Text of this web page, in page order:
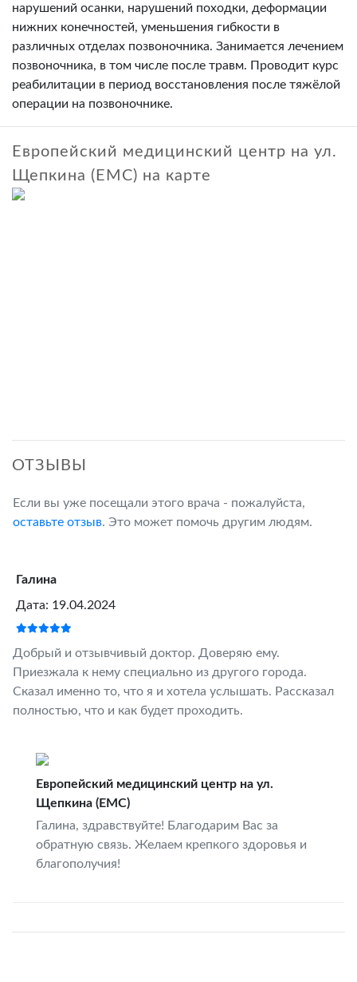
нарушений осанки, нарушений походки, деформации
нижних конечностей, уменьшения гибкости в
различных отделах позвоночника. Занимается лечением
позвоночника, в том числе после травм. Проводит курс
реабилитации в период восстановления после тяжёлой
операции на позвоночнике.
Европейский медицинский центр на ул.
Щепкина (ЕМС) на карте
ОТЗЫВЫ
Если вы уже посещали этого врача - пожалуйста,
оставьте отзыв. Это может помочь другим людям.
Галина
Дата: 19.04.2024
Добрый и отзывчивый доктор. Доверяю ему.
Приезжала к нему специально из другого города.
Сказал именно то, что я и хотела услышать. Рассказал
полностью, что и как будет проходить.
Европейский медицинский центр на ул.
Щепкина (ЕМС)
Галина, здравствуйте! Благодарим Вас за
обратную связь. Желаем крепкого здоровья и
благополучия!